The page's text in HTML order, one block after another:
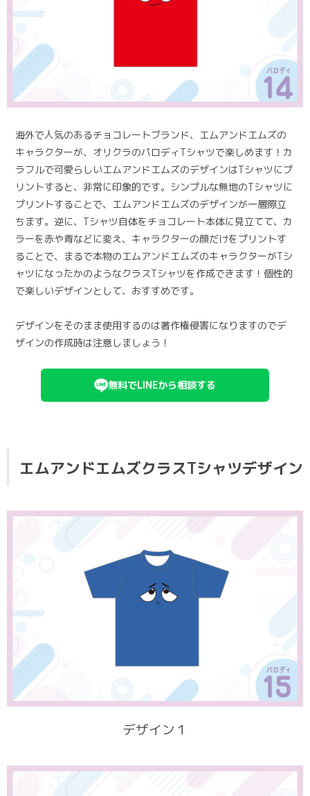
海外で人気のあるチョコレートブランド、エムアンドエムズの
キャラクターが、オリクラのパロディTシャツで楽しめます！カ
ラフルで可愛らしいエムアンドエムズのデザインはTシャツにプ
リントすると、非常に印象的です。シンプルな無地のTシャツに
プリントすることで、エムアンドエムズのデザインが一層際立
ちます。逆に、Tシャツ自体をチョコレート本体に見立てて、カ
ラーを赤や青などに変え、キャラクターの顔だけをプリントす
ることで、まるで本物のエムアンドエムズのキャラクターがTシ
ャツになったかのようなクラスTシャツを作成できます！個性的
で楽しいデザインとして、おすすめです。
デザインをそのまま使用するのは著作権侵害になりますのでデ
ザインの作成時は注意しましょう！
無料でLINEから相談する
エムアンドエムズ️クラスTシャツデザイン
デザイン１